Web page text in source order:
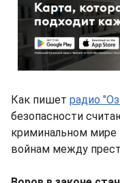
Как пишет радио
безопасности
криминальном
войнам между